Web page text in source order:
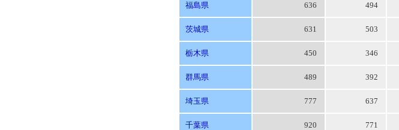
福島県 636 494
茨城県 631 503
栃木県 450 346
群馬県 489 392
埼玉県 777 637
千葉県 920 771